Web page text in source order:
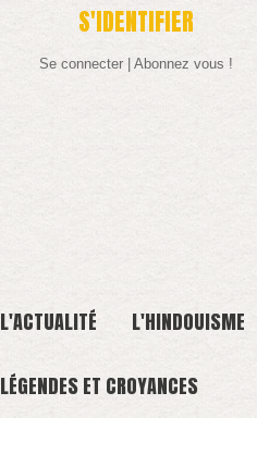
S'IDENTIFIER
Se connecter| Abonnez vous !
L'ACTUALITÉ L'HINDOUISME
LÉGENDES ET CROYANCES